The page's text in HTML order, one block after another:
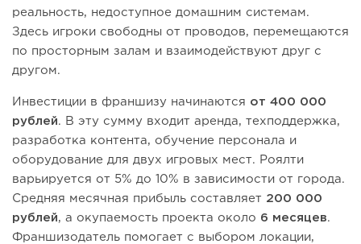
реальность, недоступное домашним системам.
Здесь игроки свободны от проводов, перемещаются
по просторным залам и взаимодействуют друг с
другом.
Инвестиции в франшизу начинаются от 400 000
рублей. В эту сумму входит аренда, техподдержка,
разработка контента, обучение персонала и
оборудование для двух игровых мест. Роялти
варьируется от 5% до 10% в зависимости от города.
Средняя месячная прибыль составляет 200 000
рублей, а окупаемость проекта около 6 месяцев.
Франшизодатель помогает с выбором локации,